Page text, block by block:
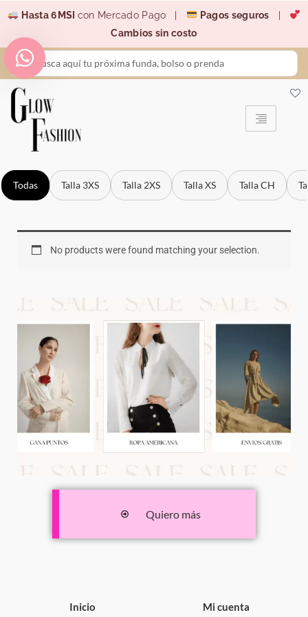
contenido
Hasta 6MSI con Mercado Pago | Pagos seguros
Cambios sin costo
Search
...
Todas Talla 3XS Talla 2XS Talla XS Talla CH
No products were found matching your selection.
Quiero más
Inicio Mi cuenta